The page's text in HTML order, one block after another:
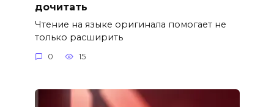
дочитать
Чтение на языке оригинала помогает не
только расширить
0 15